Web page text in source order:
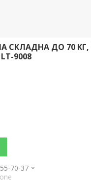
СКЛАДНА ДО 70
9008
70-37